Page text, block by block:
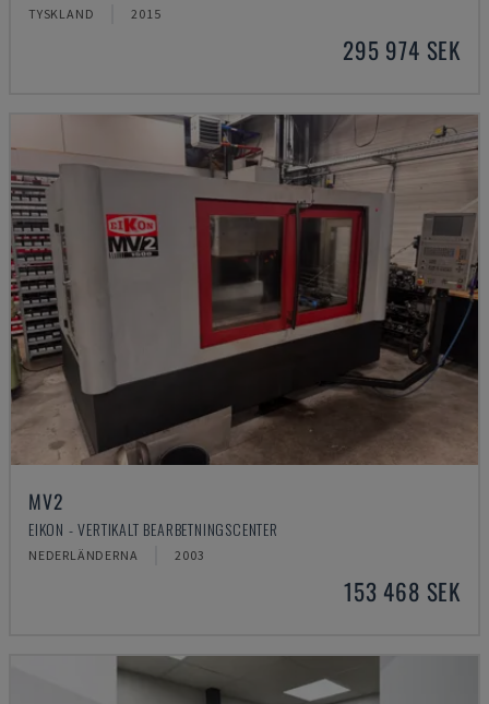
TYSKLAND 2015
295 974 SEK
MV2
EIKON - VERTIKALT BEARBETNINGSCENTER
NEDERLÄNDERNA 2003
153 468 SEK